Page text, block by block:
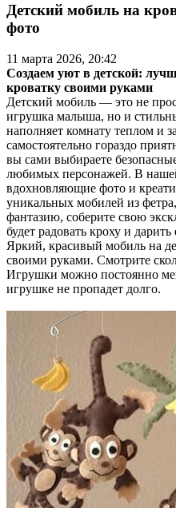
Детский мобиль на
фото
11 марта 2026, 20:42
Создаем уют в детской:
кроватку своими руками
Детский мобиль — это не
игрушка малыша, но и
наполняет комнату теплом и
самостоятельно гораздо
вы сами выбираете
любимых персонажей. В
вдохновляющие фото и
уникальных мобилей из
фантазию, соберите свою
будет радовать кроху и
Яркий, красивый мобиль на
своими руками. Смотрите
Игрушки можно постоянно
игрушке не пропадет долго.